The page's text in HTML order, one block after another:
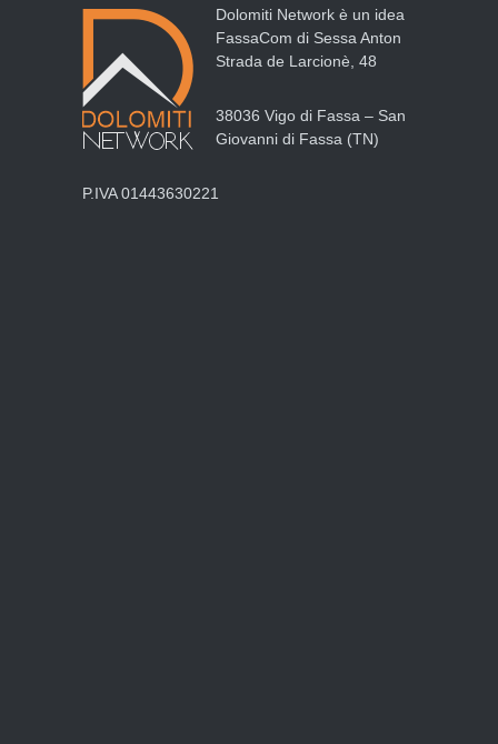
Dolomiti Network è un idea
FassaCom di Sessa Anton
Strada de Larcionè, 48
38036 Vigo di Fassa – San
Giovanni di Fassa (TN)
P.IVA 01443630221